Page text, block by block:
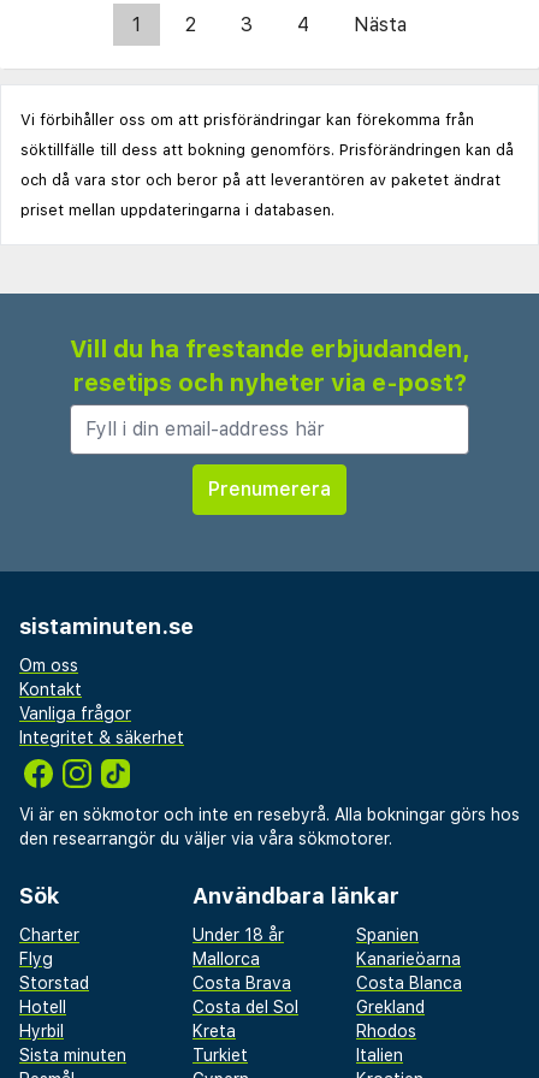
1 2 3 4 Nästa
Vi förbihåller oss om att prisförändringar kan förekomma från
söktillfälle till dess att bokning genomförs. Prisförändringen kan då
och då vara stor och beror på att leverantören av paketet ändrat
priset mellan uppdateringarna i databasen.
Vill du ha frestande erbjudanden,
resetips och nyheter via e-post?
sistaminuten.se
Om oss
Kontakt
Vanliga frågor
Integritet & säkerhet
Vi är en sökmotor och inte en resebyrå. Alla bokningar görs hos
den researrangör du väljer via våra sökmotorer.
Sök
Charter
Flyg
Storstad
Hotell
Hyrbil
Sista minuten
Användbara länkar
Under 18 år
Spanien
Mallorca
Kanarieöarna
Costa Brava
Costa Blanca
Costa del Sol
Grekland
Kreta
Rhodos
Turkiet
Italien